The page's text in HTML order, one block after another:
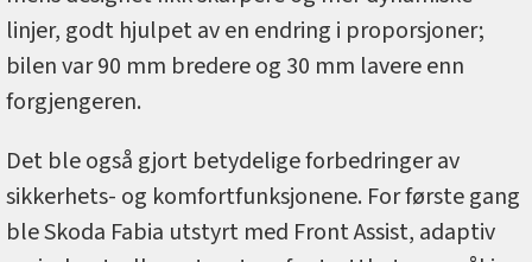
linjer, godt hjulpet av en endring i proporsjoner;
bilen var 90 mm bredere og 30 mm lavere enn
forgjengeren.
Det ble også gjort betydelige forbedringer av
sikkerhets- og komfortfunksjonene. For første gang
ble Skoda Fabia utstyrt med Front Assist, adaptiv